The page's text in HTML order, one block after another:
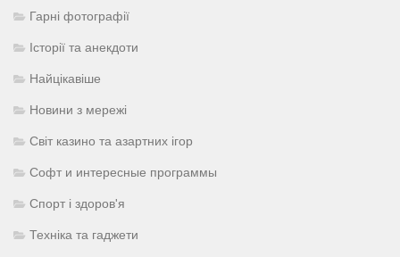
Гарні фотографії
Історії та анекдоти
Найцікавіше
Новини з мережі
Світ казино та азартних ігор
Софт и интересные программы
Спорт і здоров'я
Техніка та гаджети